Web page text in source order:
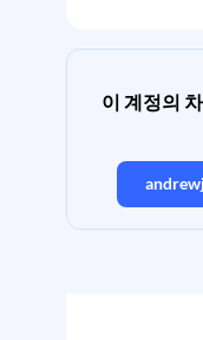
이 계정의